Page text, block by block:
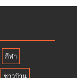
กีฬา
ชาวบ้าน